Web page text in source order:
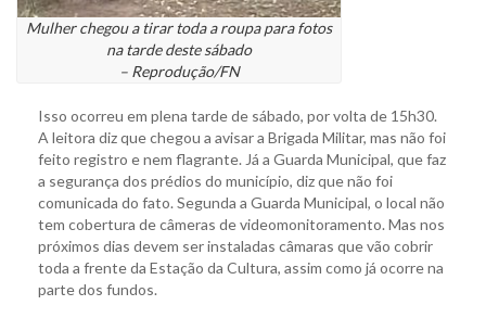
Mulher chegou a tirar toda a roupa para fotos
na tarde deste sábado
– Reprodução/FN
Isso ocorreu em plena tarde de sábado, por volta de 15h30.
A leitora diz que chegou a avisar a Brigada Militar, mas não foi
feito registro e nem flagrante. Já a Guarda Municipal, que faz
a segurança dos prédios do município, diz que não foi
comunicada do fato. Segunda a Guarda Municipal, o local não
tem cobertura de câmeras de videomonitoramento. Mas nos
próximos dias devem ser instaladas câmaras que vão cobrir
toda a frente da Estação da Cultura, assim como já ocorre na
parte dos fundos.